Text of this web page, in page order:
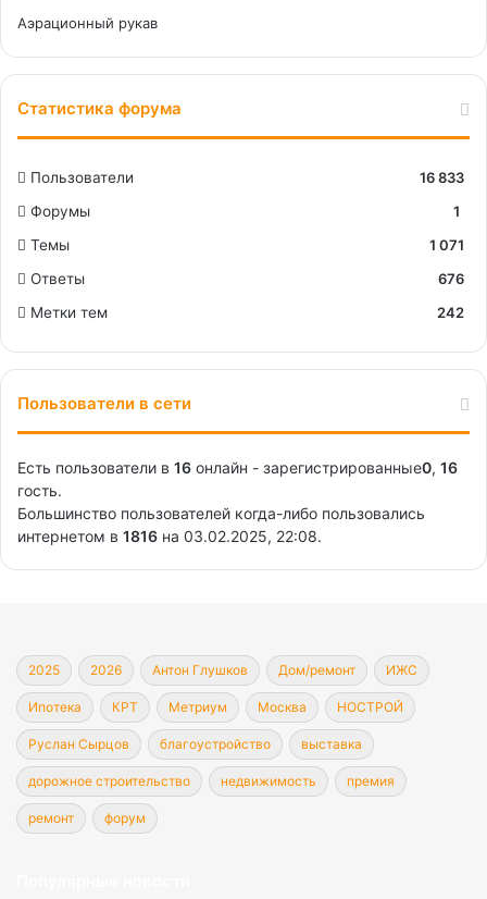
Аэрационный рукав
Статистика форума
Пользователи
16 833
Форумы
1
Темы
1 071
Ответы
676
Метки тем
242
Пользователи в сети
Есть пользователи в 16 онлайн - зарегистрированные0, 16
гость.
Большинство пользователей когда-либо пользовались
интернетом в 1816 на 03.02.2025, 22:08.
2025 2026 Антон Глушков Дом/ремонт ИЖС
Ипотека КРТ Метриум Москва НОСТРОЙ
Руслан Сырцов благоустройство выставка
дорожное строительство недвижимость премия
ремонт форум